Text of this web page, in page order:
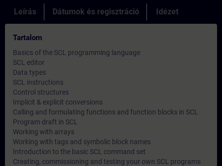
Leírás Dátumok és regisztráció Idézet
Tartalom
Basics of the SCL programming language
SCL editor
Data types
SCL instructions
Control structures
Implicit & explicit conversions
Calling and formulating functions and function blocks in SCL
Program draft in SCL
Working with arrays
Working with tags and symbolic block names
Introduction to the basic SCL command set
Creating, commissioning and testing your own SCL programs